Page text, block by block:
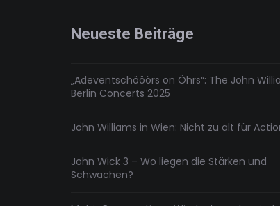
Neueste Beiträge
„Adeventschööörs on Öhrs“: The John
Berlin Concerts 2025
John Williams in Wien: Nicht zu alt für
John Wick 3 – Wo liegen die Stärken und
Schwächen?